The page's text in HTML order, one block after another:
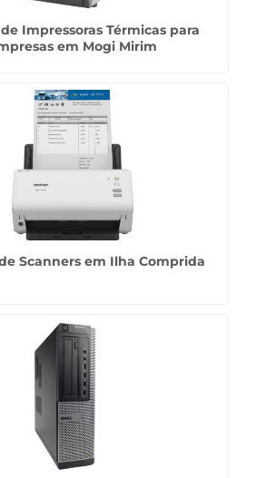
Impressoras Térmicas para
em Mogi Mirim
Scanners em Ilha Comprida